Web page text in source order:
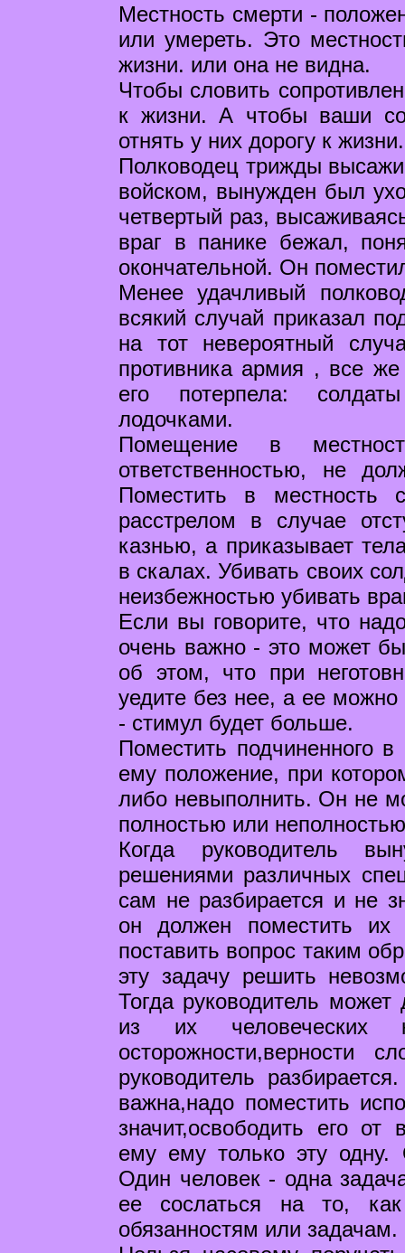
Местность смерти -
или умереть. Это
жизни. или она не видна.
Чтобы словить
к жизни. А чтобы ваши
отнять у них дорогу к
Полководец трижды
войском, вынужден был
четвертый раз,
враг в панике бежал,
окончательной. Он
Менее удачливый
всякий случай приказал
на тот невероятный
противника армия , все
его потерпела: солдаты
лодочками.
Помещение в
ответственностью, не
Поместить в местность
расстрелом в случае
казнью, а приказывает
в скалах. Убивать своих
неизбежностью убивать
Если вы говорите, что
очень важно - это может
об этом, что при
уедите без нее, а ее
- стимул будет больше.
Поместить подчиненного
ему положение, при
либо невыполнить. Он не
полностью или
Когда руководитель
решениями различных
сам не разбирается и не
он должен поместить их
поставить вопрос таким
эту задачу решить
Тогда руководитель
из их человеческих
осторожности,верности
руководитель
важна,надо поместить
значит,освободить его от
ему ему только эту одну.
Один человек - одна
ее сослаться на то,
обязанностям или задачам.